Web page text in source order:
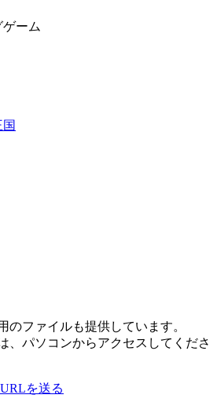
ーム
のファイルも提供しています。
、パソコンからアクセスしてくださ
を送る